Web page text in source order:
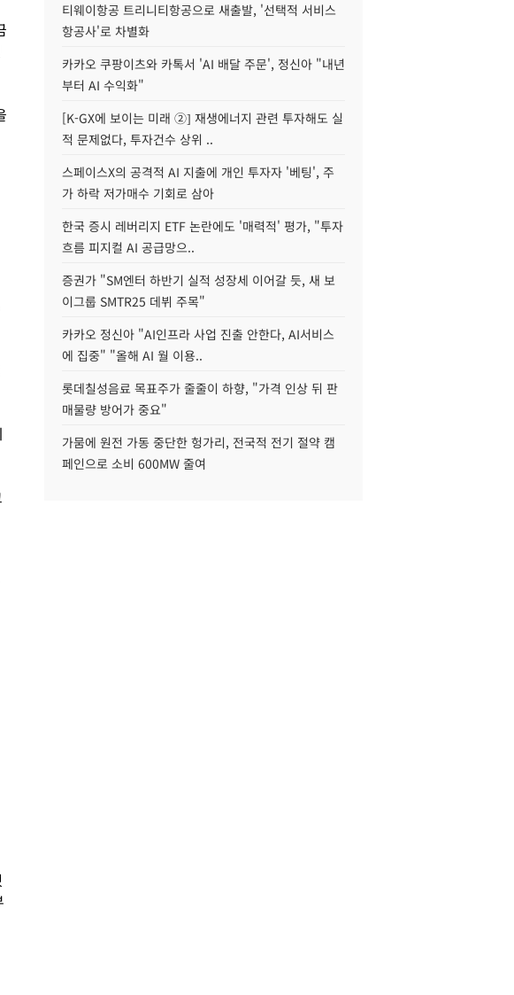
티웨이항공 트리니티항공으로 새출발, '선택적 서비스
항공사'로 차별화
카카오 쿠팡이츠와 카톡서 'AI 배달 주문', 정신아 "내년
부터 AI 수익화"
[K-GX에 보이는 미래 ②] 재생에너지 관련 투자해도 실
적 문제없다, 투자건수 상위 ..
스페이스X의 공격적 AI 지출에 개인 투자자 '베팅', 주
가 하락 저가매수 기회로 삼아
한국 증시 레버리지 ETF 논란에도 '매력적' 평가, "투자
흐름 피지컬 AI 공급망으..
증권가 "SM엔터 하반기 실적 성장세 이어갈 듯, 새 보
이그룹 SMTR25 데뷔 주목"
카카오 정신아 "AI인프라 사업 진출 안한다, AI서비스
에 집중" "올해 AI 월 이용..
롯데칠성음료 목표주가 줄줄이 하향, "가격 인상 뒤 판
매물량 방어가 중요"
가뭄에 원전 가동 중단한 헝가리, 전국적 전기 절약 캠
페인으로 소비 600MW 줄여